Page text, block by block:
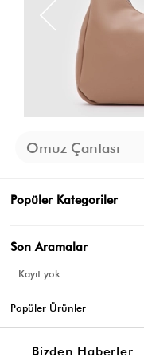
3.4 (12)📷
Seçili Ürünlerde Ek %30
Bizden Haberler
Popüler Kategoriler
Son Aramalar
Kayıt yok
Popüler Ürünler